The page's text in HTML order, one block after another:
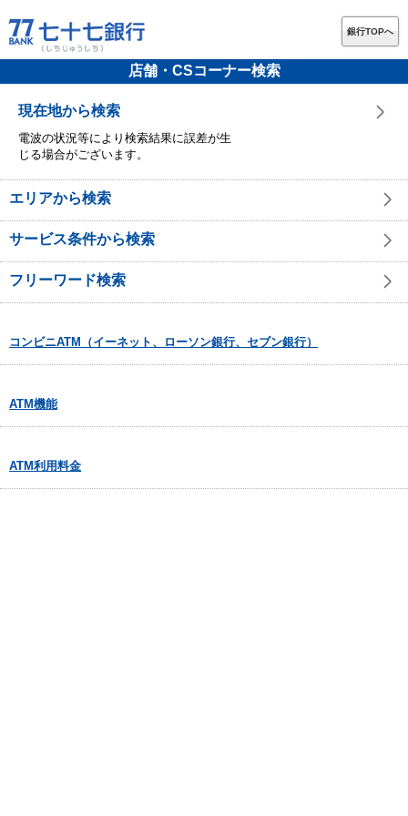
銀行TOPへ
店舗・CSコーナー検索
現在地から検索
電波の状況等により検索結果に誤差が生
じる場合がございます。
エリアから検索
サービス条件から検索
フリーワード検索
コンビニATM（イーネット、ローソン銀行、セブン銀行）
ATM機能
ATM利用料金